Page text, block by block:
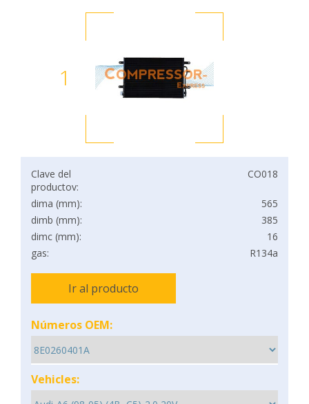
1
Clave del
productov:
CO018
dima (mm):
565
dimb (mm):
385
dimc (mm):
16
gas:
R134a
Ir al producto
Números OEM:
Vehicles: